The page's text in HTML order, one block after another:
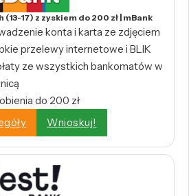
17) z zyskiem do 200 zł | mBank
konta i karta ze zdjęciem
przelewy internetowe i BLIK
ze wszystkich bankomatów w
do 200 zł
Wnioskuj!